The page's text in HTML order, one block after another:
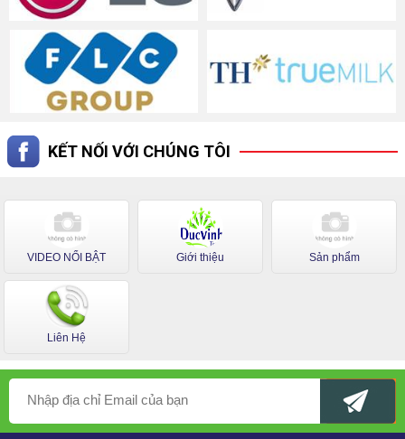
KẾT NỐI VỚI CHÚNG TÔI
VIDEO NỔI BẬT Giới thiệu Sản phẩm
Liên Hệ